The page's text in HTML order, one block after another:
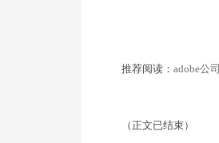
推荐阅读： adobe公司
（正文已结束）